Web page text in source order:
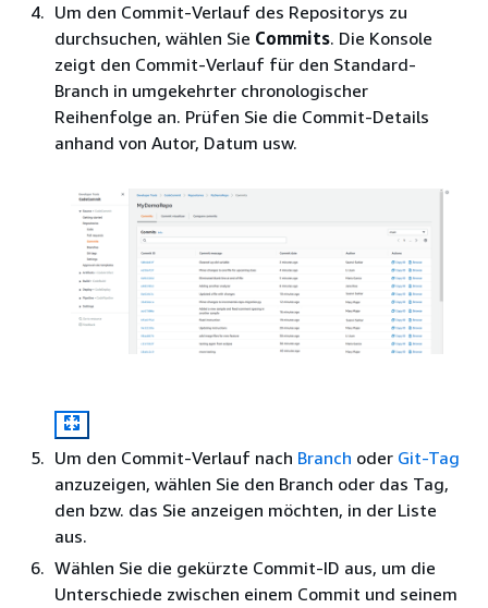
Um den Commit-Verlauf des Repositorys zu
durchsuchen, wählen Sie Commits. Die Konsole
zeigt den Commit-Verlauf für den Standard-
Branch in umgekehrter chronologischer
Reihenfolge an. Prüfen Sie die Commit-Details
anhand von Autor, Datum usw.
Um den Commit-Verlauf nach Branch oder Git-Tag
anzuzeigen, wählen Sie den Branch oder das Tag,
den bzw. das Sie anzeigen möchten, in der Liste
aus.
Wählen Sie die gekürzte Commit-ID aus, um die
Unterschiede zwischen einem Commit und seinem